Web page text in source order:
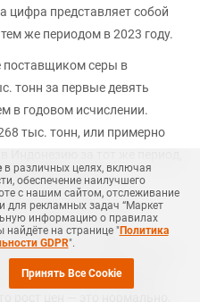
цифра представляет собой
же периодом в 2023 году.
серы в
тонн за первые девять
в годовом исчислении.
тыс. тонн, или примерно
исчислении.
следовательно, спрос
согласно источнику.
связан с ростом цен в Китае,
— сказал второй
в различных целях, включая
обеспечение наилучшего
с нашим сайтом, отслеживание
для рекламных задач “Маркет
информацию о правилах
на странице "Политика
GDPR".
Принять Все Cookie